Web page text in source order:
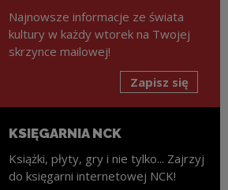
Najnowsze informacje ze świata
kultury w każdy wtorek na Twojej
skrzynce mailowej!
Zapisz się
KSIĘGARNIA NCK
Książki, płyty, gry i nie tylko... Zajrzyj
do księgarni internetowej NCK!